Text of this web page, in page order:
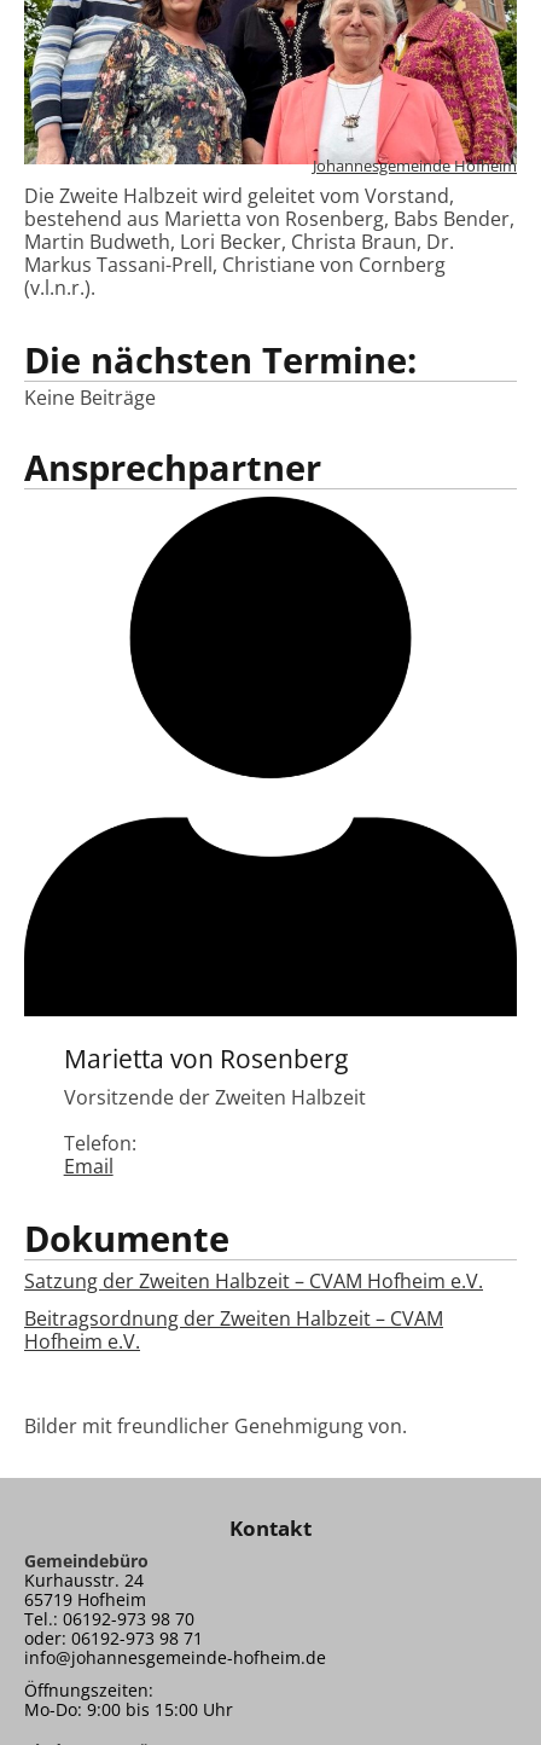
Johannesgemeinde Hofheim
Die Zweite Halbzeit wird geleitet vom Vorstand,
bestehend aus Marietta von Rosenberg, Babs Bender,
Martin Budweth, Lori Becker, Christa Braun, Dr.
Markus Tassani-Prell, Christiane von Cornberg
(v.l.n.r.).
Die nächsten Termine:
Keine Beiträge
Ansprechpartner
Marietta von Rosenberg
Vorsitzende der Zweiten Halbzeit
Telefon:
Email
Dokumente
Satzung der Zweiten Halbzeit – CVAM Hofheim e.V.
Beitragsordnung der Zweiten Halbzeit – CVAM
Hofheim e.V.
Bilder mit freundlicher Genehmigung von.
Kontakt
Gemeindebüro
Kurhausstr. 24
65719 Hofheim
Tel.: 06192-973 98 70
oder: 06192-973 98 71
info@johannesgemeinde-hofheim.de
Öffnungszeiten:
Mo-Do: 9:00 bis 15:00 Uhr